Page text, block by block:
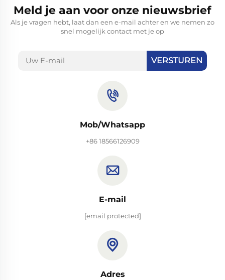
Meld je aan voor onze nieuwsbrief
Als je vragen hebt, laat dan een e-mail achter en we nemen zo
snel mogelijk contact met je op
VERSTUREN
Mob/Whatsapp
+86 18566126909
E-mail
[email protected]
Adres